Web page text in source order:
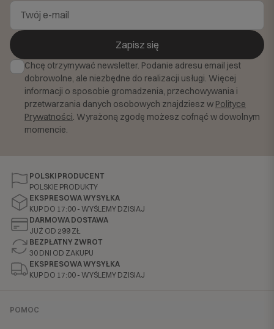
Zapisz się
Chcę otrzymywać newsletter. Podanie adresu email jest
dobrowolne, ale niezbędne do realizacji usługi. Więcej
informacji o sposobie gromadzenia, przechowywania i
przetwarzania danych osobowych znajdziesz w Polityce
Prywatności. Wyrażoną zgodę możesz cofnąć w dowolnym
momencie.
POLSKI PRODUCENT
POLSKIE PRODUKTY
EKSPRESOWA WYSYŁKA
KUP DO 17:00 - WYŚLEMY DZISIAJ
DARMOWA DOSTAWA
JUŻ OD 299 ZŁ
BEZPŁATNY ZWROT
30 DNI OD ZAKUPU
EKSPRESOWA WYSYŁKA
KUP DO 17:00 - WYŚLEMY DZISIAJ
POMOC